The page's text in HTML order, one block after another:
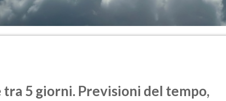
5 giorni. Previsioni del tempo,